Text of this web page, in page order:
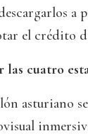
a
el crédito
cuatro
asturiano